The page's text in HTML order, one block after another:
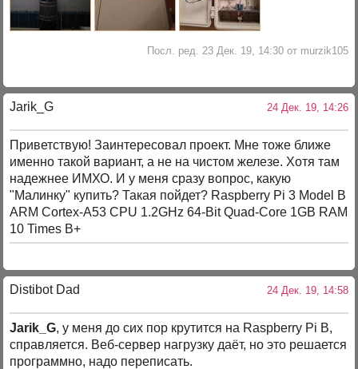
Посл. ред. 23 Дек. 19, 14:30 от murzik105
Jarik_G 24 Дек. 19, 14:26
Приветствую! Заинтересовал проект. Мне тоже ближе
именно такой вариант, а не на чистом железе. Хотя там
надежнее ИМХО. И у меня сразу вопрос, какую
"Малинку" купить? Такая пойдет? Raspberry Pi 3 Model B
ARM Cortex-A53 CPU 1.2GHz 64-Bit Quad-Core 1GB RAM
10 Times B+
Distibot Dad 24 Дек. 19, 14:58
Jarik_G, у меня до сих пор крутится на Raspberry Pi B,
справляется. Веб-сервер нагрузку даёт, но это решается
программно, надо переписать.